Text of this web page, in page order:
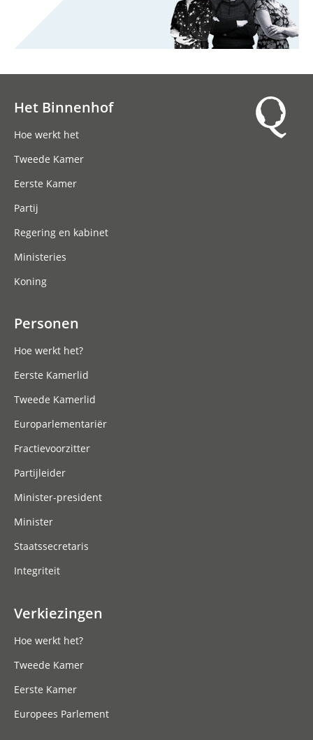
Het Binnenhof
Hoe werkt het
Tweede Kamer
Eerste Kamer
Partij
Regering en kabinet
Ministeries
Koning
Personen
Hoe werkt het?
Eerste Kamerlid
Tweede Kamerlid
Europarlementariër
Fractievoorzitter
Partijleider
Minister-president
Minister
Staatssecretaris
Integriteit
Verkiezingen
Hoe werkt het?
Tweede Kamer
Eerste Kamer
Europees Parlement